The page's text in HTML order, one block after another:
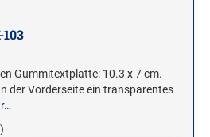
Gummitextplatte: 10.3 x 7 cm.
der Vorderseite ein transparentes